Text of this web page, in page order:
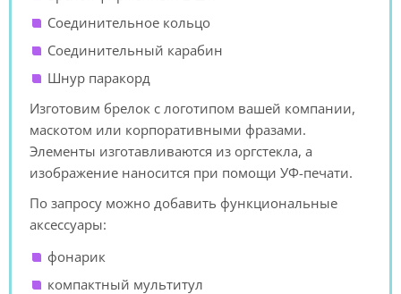
Соединительное кольцо
Соединительный карабин
Шнур паракорд
Изготовим брелок с логотипом вашей компании,
маскотом или корпоративными фразами.
Элементы изготавливаются из оргстекла, а
изображение наносится при помощи УФ-печати.
По запросу можно добавить функциональные
аксессуары:
фонарик
компактный мультитул